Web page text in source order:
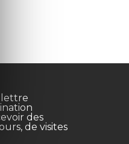
lettre
des
de visites